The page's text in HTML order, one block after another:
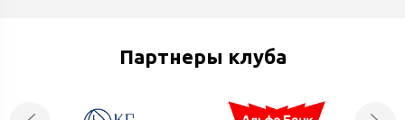
Партнеры клуба